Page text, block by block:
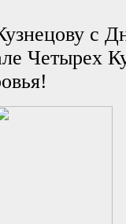
с
Четырех